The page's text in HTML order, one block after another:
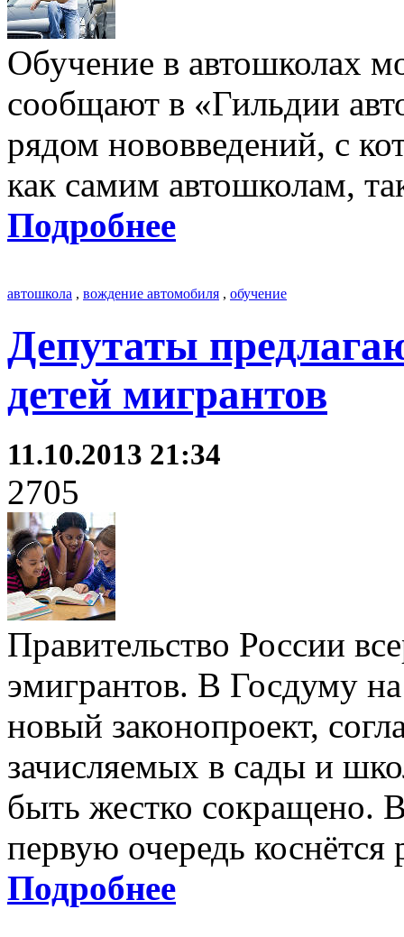
Обучение в автошколах
сообщают в «Гильдии
рядом нововведений, с
как самим автошколам,
Подробнее
автошкола , вождение автомобиля , обучение
Депутаты
детей мигрантов
11.10.2013 21:34
2705
Правительство России
эмигрантов. В Госдуму
новый законопроект,
зачисляемых в сады и
быть жестко сокращено.
первую очередь
Подробнее